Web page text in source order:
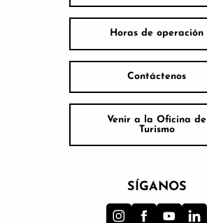
Horas de operación
Contáctenos
Venir a la Oficina de
Turismo
SÍGANOS